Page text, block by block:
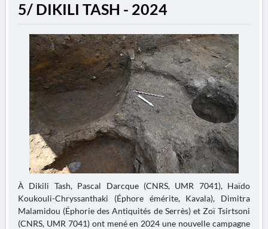
5/ DIKILI TASH - 2024
À Dikili Tash, Pascal Darcque (CNRS, UMR 7041), Haïdo
Koukouli-Chryssanthaki (Éphore émérite, Kavala), Dimitra
Malamidou (Éphorie des Antiquités de Serrès) et Zoï Tsirtsoni
(CNRS, UMR 7041) ont mené en 2024 une nouvelle campagne